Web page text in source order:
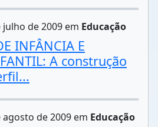
de 2009 em Educação
INFÂNCIA E
A construção
de 2009 em Educação